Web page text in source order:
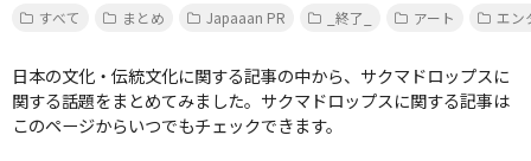
すべて
まとめ Japaaan PR _終了_ アート エン
日本の文化・伝統文化に関する記事の中から、サクマドロップスに
関する話題をまとめてみました。サクマドロップスに関する記事は
このページからいつでもチェックできます。